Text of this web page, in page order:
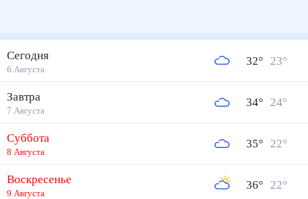
Сегодня
6 Августа
32° 23°
Завтра
7 Августа
34° 24°
Суббота
8 Августа
35° 22°
Воскресенье
9 Августа
36° 22°